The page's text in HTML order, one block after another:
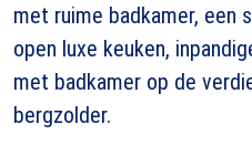
met ruime badkamer, een
open luxe keuken,
met badkamer op de
bergzolder.